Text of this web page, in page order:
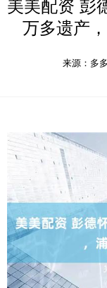
美美配资 彭
万多遗产
来源：多